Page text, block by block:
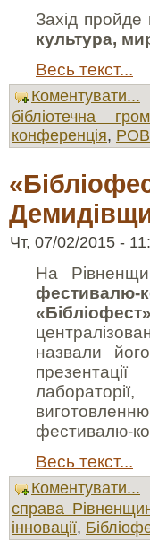
Захід
культура,
Весь текст...
Коментувати...
бібліотечна
конференція,
Чт, 07/02/2015 -
На
фестивалю-
назвали
фестивалю-
Весь текст...
Коментувати...
справа
інновації,